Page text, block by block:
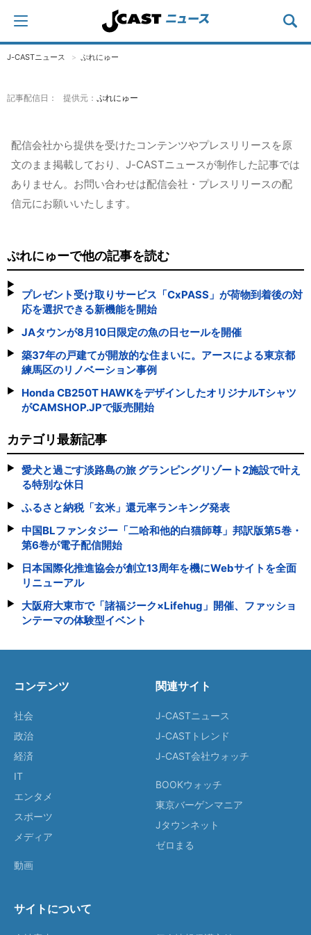
J-CASTニュース ぷれにゅー
記事配信日： 提供元： ぷれにゅー
配信会社から提供を受けたコンテンツやプレスリリースを原
文のまま掲載しており、J-CASTニュースが制作した記事では
ありません。お問い合わせは配信会社・プレスリリースの配
信元にお願いいたします。
ぷれにゅーで他の記事を読む
プレゼント受け取りサービス「CxPASS」が荷物到着後の対
応を選択できる新機能を開始
JAタウンが8月10日限定の魚の日セールを開催
築37年の戸建てが開放的な住まいに。アースによる東京都
練馬区のリノベーション事例
Honda CB250T HAWKをデザインしたオリジナルTシャツ
がCAMSHOP.JPで販売開始
カテゴリ最新記事
愛犬と過ごす淡路島の旅 グランピングリゾート2施設で叶え
る特別な休日
ふるさと納税「玄米」還元率ランキング発表
中国BLファンタジー「二哈和他的白猫師尊」邦訳版第5巻・
第6巻が電子配信開始
日本国際化推進協会が創立13周年を機にWebサイトを全面
リニューアル
大阪府大東市で「諸福ジーク×Lifehug」開催、ファッショ
ンテーマの体験型イベント
コンテンツ
社会
政治
経済
IT
エンタメ
スポーツ
メディア
動画
関連サイト
J-CASTニュース
J-CASTトレンド
J-CAST会社ウォッチ
BOOKウォッチ
東京バーゲンマニア
Jタウンネット
ゼロまる
サイトについて